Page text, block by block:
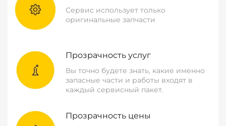
Сервис использует только
оригинальные запчасти
Прозрачность услуг
Вы точно будете знать, какие именно
запасные части и работы входят в
каждый сервисный пакет.
Прозрачность цены